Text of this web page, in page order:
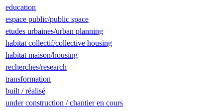
education
espace public/public space
etudes urbaines/urban planning
habitat collectif/collective housing
habitat maison/housing
recherches/research
transformation
built / réalisé
under construction / chantier en cours